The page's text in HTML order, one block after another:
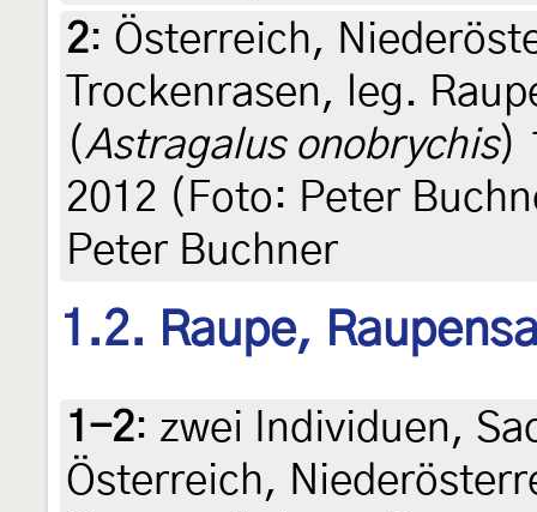
2: Österreich,
Trockenrasen, leg.
(Astragalus onobrychis)
2012 (Foto: Peter
Peter Buchner
1.2. Raupe,
1-2: zwei Individuen,
Österreich,